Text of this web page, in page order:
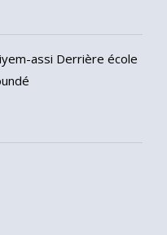
assi Derrière école